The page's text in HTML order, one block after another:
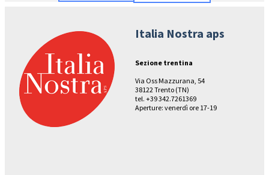
Italia Nostra aps
Sezione trentina
Via Oss Mazzurana, 54
38122 Trento (TN)
tel. +39 342.7261369
Aperture: venerdì ore 17-19